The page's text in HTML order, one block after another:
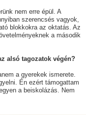
nem erre épül. A
szerencsés vagyok,
blokkokra az oktatás. Az
a második
alsó tagozatok végén?
a gyerekek ismerete.
Én ezért támogattam
a beiskolázás. Nem